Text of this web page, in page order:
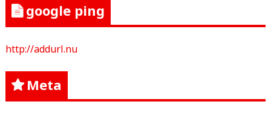
google ping
http://addurl.nu
Meta